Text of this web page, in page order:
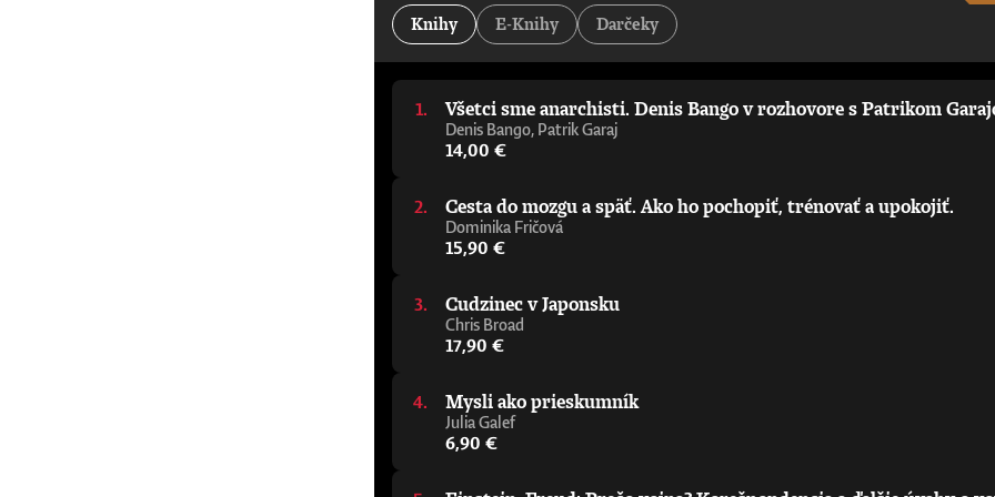
kancelár Oxfordskej univerzity„Jeden z najdôležitejších a najzaujímavejších príspevkov k debate o umelej inteligencii –
Alastair Campbell a Rory Stewart, podcast The Rest Is Politics„Strhujúca kniha o umelej inteligencii od človeka, ktorý sa
pomôže vám zorientovať sa v tejto téme, aj keď nemáte technické vzdelanie. Úprimne odporúčam.“ - Wendy Hall,
napísal elegantného a zrozumiteľného sprievodcu príležitosťami, výzvami, nebezpečenstvami a benefitmi, ktoré prináša
porozumieť budúcnosti.“ - Julie Maxton, predsedníčka Ada Lovelace Institute„Richard Susskind je majster
varovný signál, ktorého cieľom je čo najrýchlejšie upriamiť pozornosť na čoraz výkonnejšiu umelú inteligenciu zajtrajška.
mysliteľ, ktorý sa témou umelej inteligencie zaoberá už celé desaťročia. Nemusíte súhlasiť s jeho závermi ani s
sprievodcu premýšľaním o AI.“ - Tom Melham, profesor informatiky, Oxfordská univerzita
Knihy E-Knihy Darčeky
Všetci sme anarchisti. Denis Bango v rozhovore s Patrikom
Denis Bango, Patrik Garaj
14,00 €
Cesta do mozgu a späť. Ako ho pochopiť, trénovať a upokojiť.
Dominika Fričová
15,90 €
Cudzinec v Japonsku
Chris Broad
17,90 €
Mysli ako prieskumník
Julia Galef
6,90 €